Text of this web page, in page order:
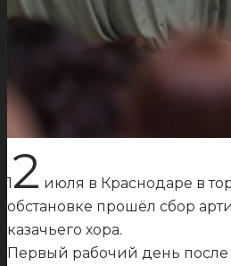
12 июля в Краснодаре в
обстановке прошёл сбор
казачьего хора.
Первый рабочий день после